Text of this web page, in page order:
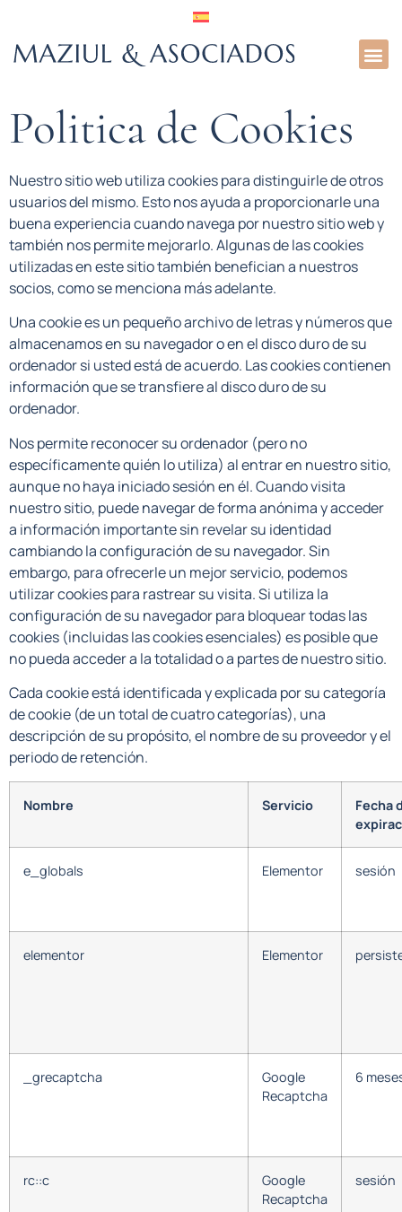
Politica de Cookies
Nuestro sitio web utiliza cookies para distinguirle de otros
usuarios del mismo. Esto nos ayuda a proporcionarle una
buena experiencia cuando navega por nuestro sitio web y
también nos permite mejorarlo. Algunas de las cookies
utilizadas en este sitio también benefician a nuestros
socios, como se menciona más adelante.
Una cookie es un pequeño archivo de letras y números que
almacenamos en su navegador o en el disco duro de su
ordenador si usted está de acuerdo. Las cookies contienen
información que se transfiere al disco duro de su
ordenador.
Nos permite reconocer su ordenador (pero no
específicamente quién lo utiliza) al entrar en nuestro sitio,
aunque no haya iniciado sesión en él. Cuando visita
nuestro sitio, puede navegar de forma anónima y acceder
a información importante sin revelar su identidad
cambiando la configuración de su navegador. Sin
embargo, para ofrecerle un mejor servicio, podemos
utilizar cookies para rastrear su visita. Si utiliza la
configuración de su navegador para bloquear todas las
cookies (incluidas las cookies esenciales) es posible que
no pueda acceder a la totalidad o a partes de nuestro sitio.
Cada cookie está identificada y explicada por su categoría
de cookie (de un total de cuatro categorías), una
descripción de su propósito, el nombre de su proveedor y el
periodo de retención.
Nombre Servicio
Fecha
e_globals Elementor sesión
elementor Elementor
_grecaptcha
Google
Recaptcha
6
rc::c
Google
Recaptcha
sesión